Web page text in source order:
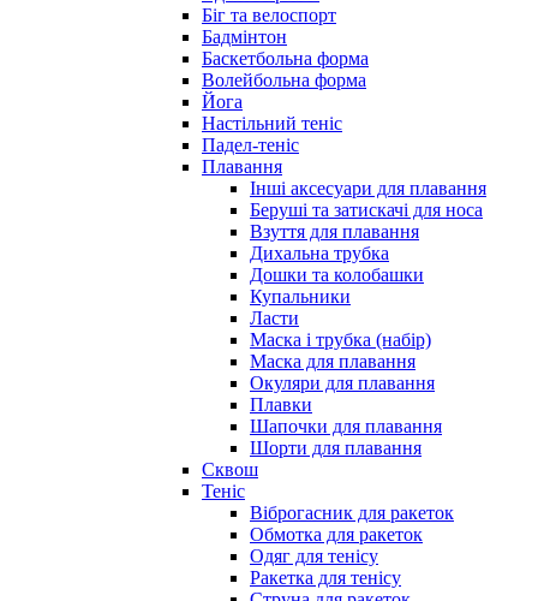
Біг та велоспорт
Бадмінтон
Баскетбольна форма
Волейбольна форма
Йога
Настільний теніс
Падел-теніс
Плавання
Інші аксесуари для плавання
Беруші та затискачі для носа
Взуття для плавання
Дихальна трубка
Дошки та колобашки
Купальники
Ласти
Маска і трубка (набір)
Маска для плавання
Окуляри для плавання
Плавки
Шапочки для плавання
Шорти для плавання
Сквош
Теніс
Віброгасник для ракеток
Обмотка для ракеток
Одяг для тенісу
Ракетка для тенісу